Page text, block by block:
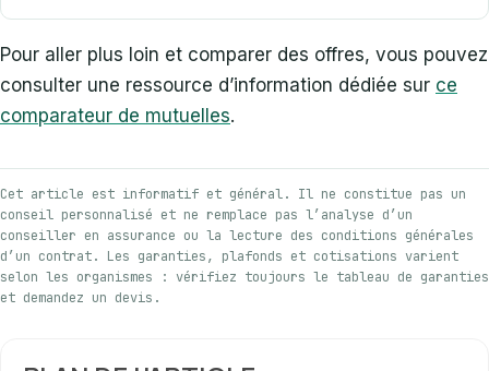
Pour aller plus loin et comparer des offres, vous pouvez
consulter une ressource d’information dédiée sur ce
comparateur de mutuelles.
Cet article est informatif et général. Il ne constitue pas un
conseil personnalisé et ne remplace pas l’analyse d’un
conseiller en assurance ou la lecture des conditions générales
d’un contrat. Les garanties, plafonds et cotisations varient
selon les organismes : vérifiez toujours le tableau de garanties
et demandez un devis.